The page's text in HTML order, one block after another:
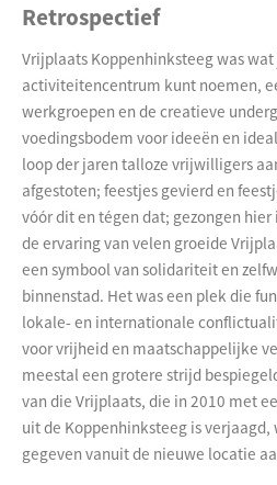
Retrospectief
Vrijplaats Koppenhinksteeg was
activiteitencentrum kunt noemen,
werkgroepen en de creatieve
voedingsbodem voor ideeën en
loop der jaren talloze vrijwilligers
afgestoten; feestjes gevierd en
vóór dit en tégen dat; gezongen
de ervaring van velen groeide
een symbool van solidariteit en
binnenstad. Het was een plek die
lokale- en internationale
voor vrijheid en maatschappelijke
meestal een grotere strijd
van die Vrijplaats, die in 2010 met
uit de Koppenhinksteeg is verjaagd,
gegeven vanuit de nieuwe locatie